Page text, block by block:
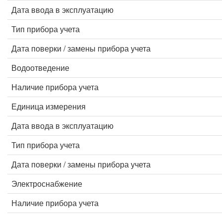
Дата ввода в эксплуатацию
Тип прибора учета
Дата поверки / замены прибора учета
Водоотведение
Наличие прибора учета
Единица измерения
Дата ввода в эксплуатацию
Тип прибора учета
Дата поверки / замены прибора учета
Электроснабжение
Наличие прибора учета